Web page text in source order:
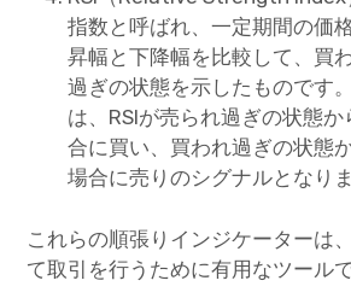
指数と呼ばれ、一定期間の価
昇幅と下降幅を比較して、買
過ぎの状態を示したものです
は、RSIが売られ過ぎの状態
合に買い、買われ過ぎの状態
場合に売りのシグナルとなりま
これらの順張りインジケーターは
て取引を行うために有用なツールで